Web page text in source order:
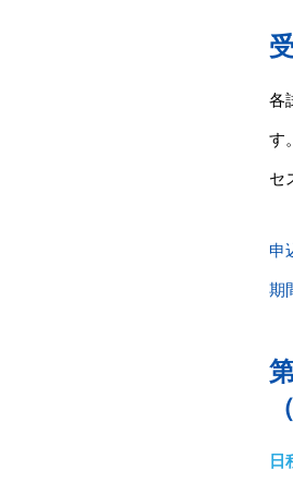
各
す
セ
申
期
日